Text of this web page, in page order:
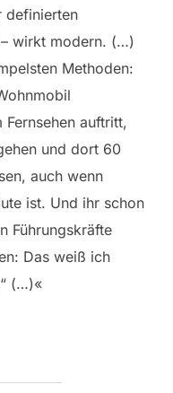
definierten
wirkt modern. (…)
Methoden:
auftritt,
und dort 60
auch wenn
ist. Und ihr schon
Führungskräfte
Das weiß ich
(…)«